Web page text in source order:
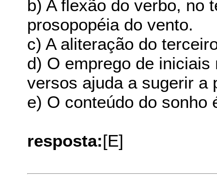
b) A flexão do verbo, no
prosopopéia do vento.
c) A aliteração do
d) O emprego de
versos ajuda a sugerir a
e) O conteúdo do sonho
resposta:[E]